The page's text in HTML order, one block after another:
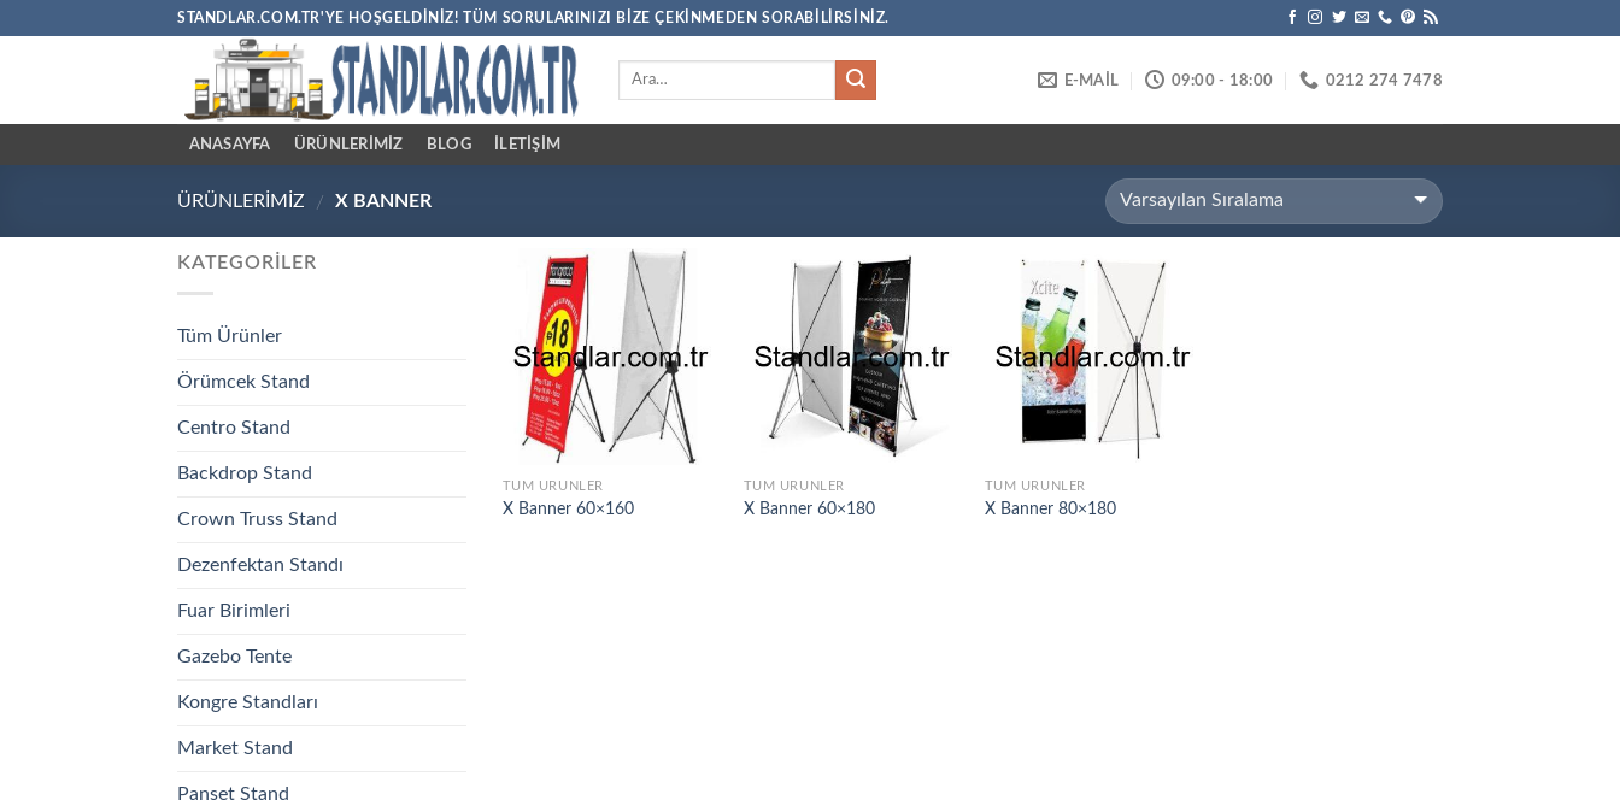
STANDLAR.COM.TR'YE HOŞGELDINIZ! TÜM SORULARINIZI BIZE ÇEKINMEDEN SORABILIRSINIZ.
E-MAİL 09:00 - 18:00 0212 274 7478
ANASAYFA ÜRÜNLERİMİZ BLOG İLETIŞIM
ÜRÜNLERİMİZ / X BANNER
KATEGORILER
Tüm Ürünler
Örümcek Stand
Centro Stand
Backdrop Stand
Crown Truss Stand
Dezenfektan Standı
Fuar Birimleri
Gazebo Tente
Kongre Standları
Market Stand
Panset Stand
TÜM ÜRÜNLER
X Banner 60×160
TÜM ÜRÜNLER
X Banner 60×180
TÜM ÜRÜNLER
X Banner 80×180